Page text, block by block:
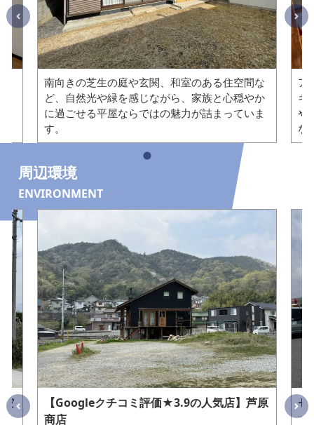
南向きの芝生の庭や玄関、和室のある住空間な
ど、自然光や緑を感じながら、家族と心穏やか
に過ごせる平屋ならではの魅力が詰まっていま
す。
ア
ギ
や
な
周辺環境
ENVIRONMENT
【Googleクチコミ評価★3.9の人気店】芦原
商店
セ